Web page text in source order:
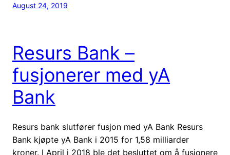
August 24, 2019
Resurs Bank –
fusjonerer med yA
Bank
Resurs bank slutfører fusjon med yA Bank Resurs
Bank kjøpte yA Bank i 2015 for 1,58 milliarder
kroner. I April i 2018 ble det besluttet om å fusjonere